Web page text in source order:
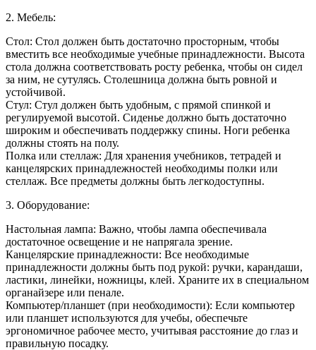
2. Мебель:
Стол: Стол должен быть достаточно просторным, чтобы
вместить все необходимые учебные принадлежности. Высота
стола должна соответствовать росту ребенка, чтобы он сидел
за ним, не сутулясь. Столешница должна быть ровной и
устойчивой.
Стул: Стул должен быть удобным, с прямой спинкой и
регулируемой высотой. Сиденье должно быть достаточно
широким и обеспечивать поддержку спины. Ноги ребенка
должны стоять на полу.
Полка или стеллаж: Для хранения учебников, тетрадей и
канцелярских принадлежностей необходимы полки или
стеллаж. Все предметы должны быть легкодоступны.
3. Оборудование:
Настольная лампа: Важно, чтобы лампа обеспечивала
достаточное освещение и не напрягала зрение.
Канцелярские принадлежности: Все необходимые
принадлежности должны быть под рукой: ручки, карандаши,
ластики, линейки, ножницы, клей. Храните их в специальном
органайзере или пенале.
Компьютер/планшет (при необходимости): Если компьютер
или планшет используются для учебы, обеспечьте
эргономичное рабочее место, учитывая расстояние до глаз и
правильную посадку.